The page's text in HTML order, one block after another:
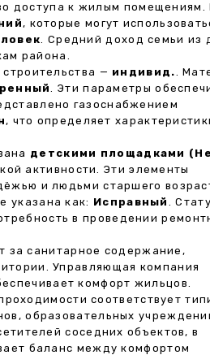
доступа к жилым помещениям.
, которые могут
. Средний доход семьи из
района.
— индивид..
. Эти параметры
газоснабжением
, что определяет
детскими площадками (Не
активности. Эти элементы
и людьми старшего
указана как: Исправный .
в проведении
за санитарное содержание,
Управляющая компания
комфорт жильцов.
соответствует
образовательных
соседних объектов, в
баланс между комфортом